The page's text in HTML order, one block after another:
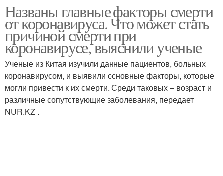
Названы главные факторы смерти
от коронавируса. Что может стать
причиной смерти при
коронавирусе, выяснили ученые
Ученые из Китая изучили данные пациентов, больных
коронавирусом, и выявили основные факторы, которые
могли привести к их смерти. Среди таковых – возраст и
различные сопутствующие заболевания, передает
NUR.KZ .